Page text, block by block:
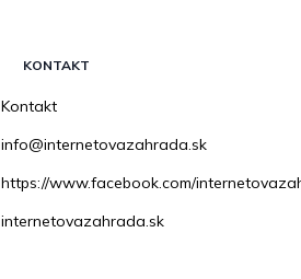
KONTAKT
Kontakt
info@internetovazahrada.sk
https://www.facebook.com/
internetovazahrada.sk